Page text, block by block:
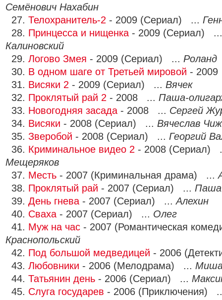
Семёнович Нахабин
27. Телохранитель-2 - 2009 (Сериал) ...
28. Принцесса и нищенка - 2009 (Сериал)
Калиновский
29. Логово Змея - 2009 (Сериал) ... Роланд
30. В одном шаге от Третьей мировой -
31. Висяки 2 - 2009 (Сериал) ... Вячек
32. Проклятый рай 2 - 2008 ... Паша-
33. Новогодняя засада - 2008 ... Сергей
34. Висяки - 2008 (Сериал) ... Вячеслав
35. Зверобой - 2008 (Сериал) ... Георгий
36. Криминальное видео 2 - 2008 (Сериал)
Мещеряков
37. Месть - 2007 (Криминальная драма) ...
38. Проклятый рай - 2007 (Сериал) ...
39. День гнева - 2007 (Сериал) ...Алехин
40. Сваха - 2007 (Сериал) ... Олег
41. Муж на час - 2007 (Романтическая
Краснопольский
42. Под большой медведицей - 2006
43. Любовники - 2006 (Мелодрама) ...
44. Татьянин день - 2006 (Сериал) ...
45. Слуга государев - 2006 (Приключения)